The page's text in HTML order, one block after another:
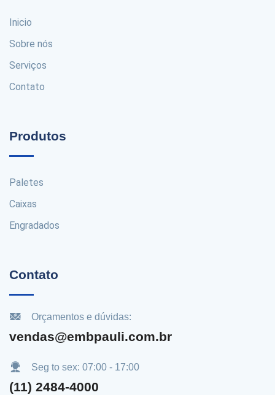
Inicio
Sobre nós
Serviços
Contato
Produtos
Paletes
Caixas
Engradados
Contato
Orçamentos e dúvidas:
vendas@embpauli.com.br
Seg to sex: 07:00 - 17:00
(11) 2484-4000